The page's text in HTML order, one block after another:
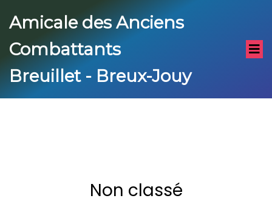
Amicale des Anciens
Combattants
Breuillet - Breux-Jouy
Non classé